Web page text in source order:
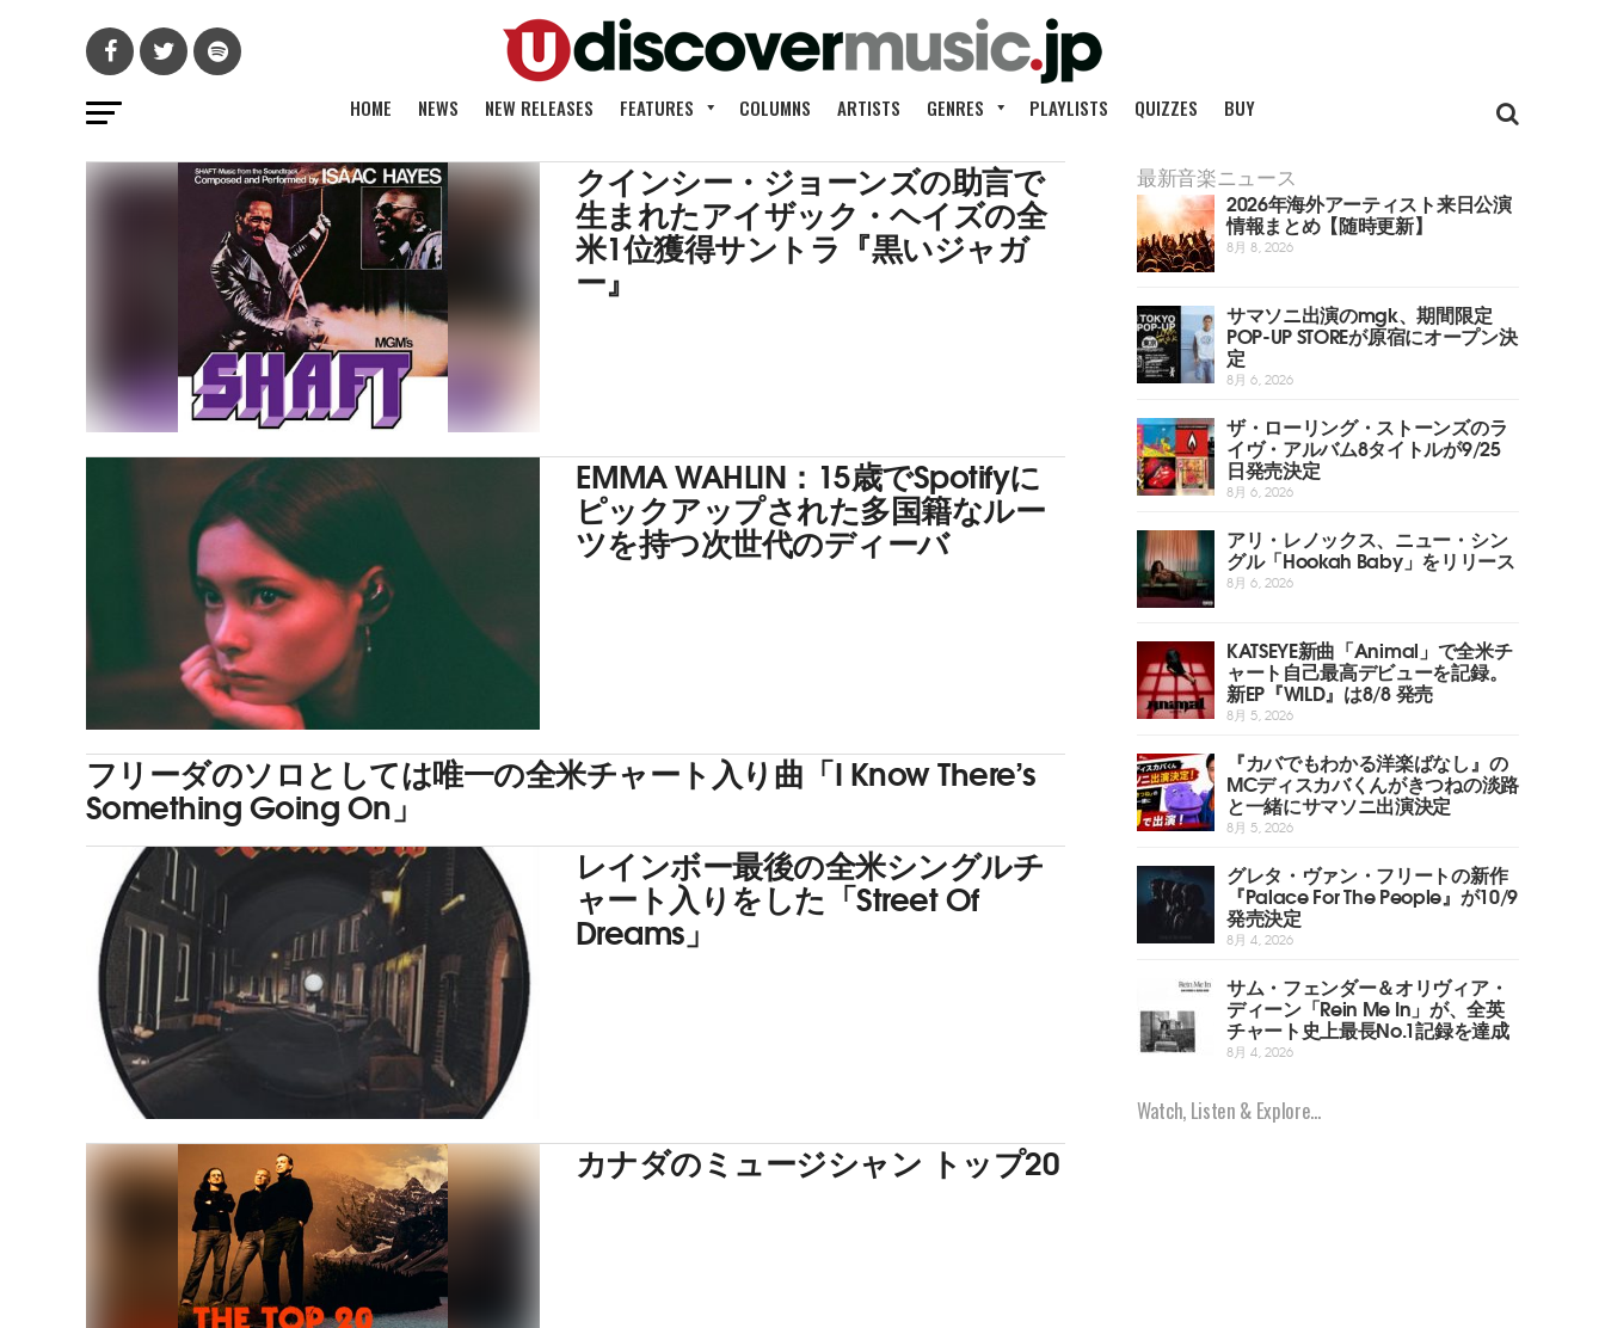
HOME NEWS NEW RELEASES FEATURES COLUMNS ARTISTS GENRES PLAYLISTS QUIZZES BUY
クインシー・ジョーンズの助言で
生まれたアイザック・ヘイズの全
米1位獲得サントラ『黒いジャガ
ー』
EMMA WAHLIN：15歳でSpotifyに
ピックアップされた多国籍なルー
ツを持つ次世代のディーバ
フリーダのソロとしては唯一の全米チャート入り曲「I Know There’s
Something Going On」
レインボー最後の全米シングルチ
ャート入りをした「Street Of
Dreams」
カナダのミュージシャン トップ20
最新音楽ニュース
2026年海外アーティスト来日公演
情報まとめ【随時更新】
8月 8, 2026
サマソニ出演のmgk、期間限定
POP-UP STOREが原宿にオープン決
定
8月 6, 2026
ザ・ローリング・ストーンズのラ
イヴ・アルバム8タイトルが9/25
日発売決定
8月 6, 2026
アリ・レノックス、ニュー・シン
グル「Hookah Baby」をリリース
8月 6, 2026
KATSEYE新曲「Animal」で全米チ
ャート自己最高デビューを記録。
新EP『WILD』は8/8 発売
8月 5, 2026
『カバでもわかる洋楽ばなし』の
MCディスカバくんがきつねの淡路
と一緒にサマソニ出演決定
8月 5, 2026
グレタ・ヴァン・フリートの新作
『Palace For The People』が10/9
発売決定
8月 4, 2026
サム・フェンダー＆オリヴィア・
ディーン「Rein Me In」が、全英
チャート史上最長No.1記録を達成
8月 4, 2026
Watch, Listen & Explore...